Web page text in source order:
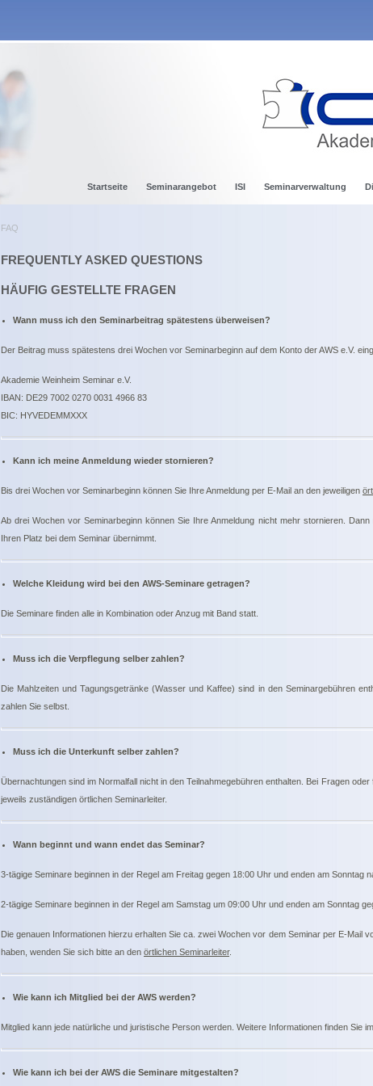
Startseite Seminarangebot ISI Seminarverwaltung
FAQ
FREQUENTLY ASKED QUESTIONS
HÄUFIG GESTELLTE FRAGEN
Wann muss ich den Seminarbeitrag spätestens überweisen?
Der Beitrag muss spätestens drei Wochen vor Seminarbeginn auf dem Konto der AWS e.V.
Akademie Weinheim Seminar e.V.
IBAN: DE29 7002 0270 0031 4966 83
BIC: HYVEDEMMXXX
Kann ich meine Anmeldung wieder stornieren?
Bis drei Wochen vor Seminarbeginn können Sie Ihre Anmeldung per E-Mail an den jeweiligen
Ab drei Wochen vor Seminarbeginn können Sie Ihre Anmeldung nicht mehr stornieren.
Ihren Platz bei dem Seminar übernimmt.
Welche Kleidung wird bei den AWS-Seminare getragen?
Die Seminare finden alle in Kombination oder Anzug mit Band statt.
Muss ich die Verpflegung selber zahlen?
Die Mahlzeiten und Tagungsgetränke (Wasser und Kaffee) sind in den Seminargebühren
zahlen Sie selbst.
Muss ich die Unterkunft selber zahlen?
Übernachtungen sind im Normalfall nicht in den Teilnahmegebühren enthalten. Bei Fragen
jeweils zuständigen örtlichen Seminarleiter.
Wann beginnt und wann endet das Seminar?
3-tägige Seminare beginnen in der Regel am Freitag gegen 18:00 Uhr und enden am Sonntag
2-tägige Seminare beginnen in der Regel am Samstag um 09:00 Uhr und enden am Sonntag
Die genauen Informationen hierzu erhalten Sie ca. zwei Wochen vor dem Seminar per E-Mail
haben, wenden Sie sich bitte an den örtlichen Seminarleiter.
Wie kann ich Mitglied bei der AWS werden?
Mitglied kann jede natürliche und juristische Person werden. Weitere Informationen finden Sie
Wie kann ich bei der AWS die Seminare mitgestalten?